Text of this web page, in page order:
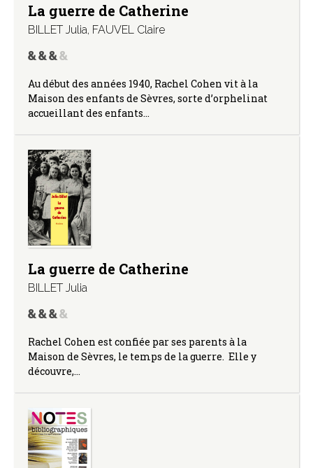
La guerre de Catherine
BILLET Julia, FAUVEL Claire
Au début des années 1940, Rachel Cohen vit à la
Maison des enfants de Sèvres, sorte d’orphelinat
accueillant des enfants…
La guerre de Catherine
BILLET Julia
Rachel Cohen est confiée par ses parents à la
Maison de Sèvres, le temps de la guerre. Elle y
découvre,…